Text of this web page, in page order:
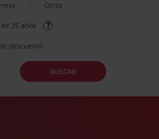
Otros
25 años
descuento
BUSCAR